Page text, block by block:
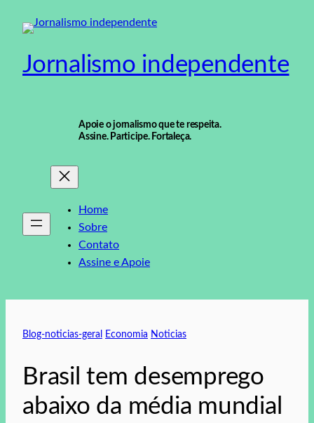
para
conteúdo
Jornalismo independente
Apoie o jornalismo que te respeita.
Assine. Participe. Fortaleça.
Home
Sobre
Contato
Assine e Apoie
Blog-noticias-geral Economia Noticias
Brasil tem desemprego
abaixo da média mundial